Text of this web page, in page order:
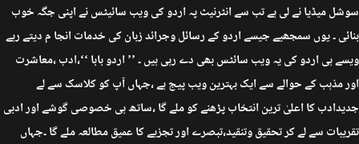
سوشل میڈیا نے لی ہے تب سے انٹرنیٹ پہ اردو کی ویب سائیٹس نے اپنی جگہ خوب
بنائی ۔ یوں سمجھیے جیسے اردو کے رسائل وجرائد زبان کی خدمات انجا م دیتے رہے
ویسے ہی اردو کی یہ ویب سائٹس بھی دے رہی ہیں ۔ ’’ اردو بابا ‘‘،ادب ،معاشرت
اور مذہب کے حوالے سے ایک بہترین ویب پیج ہے ،جہاں آپ کو کلاسک سے لے
جدیدادب کا اعلیٰ ترین انتخاب پڑھنے کو ملے گا ،ساتھ ہی خصوصی گوشے اور ادبی
تقریبات سے لے کر تحقیق وتنقید،تبصرے اور تجزیے کا عمیق مطالعہ ملے گا ۔جہاں